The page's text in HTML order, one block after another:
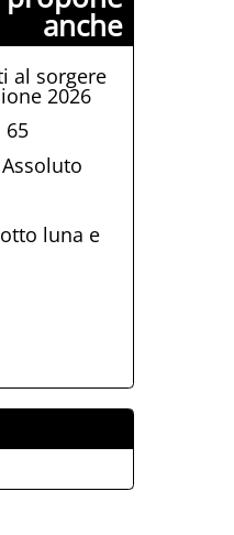
anche
al sorgere
2026
65
luna e